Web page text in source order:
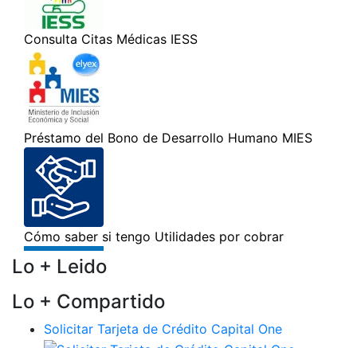
Lo + Leido
Lo + Compartido
Solicitar Tarjeta de Crédito Capital One